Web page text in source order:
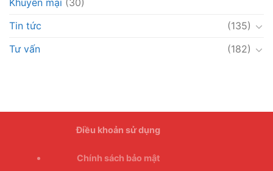
Khuyến mại (30)
Tin tức
(135)
Tư vấn
(182)
Điều khoản sử dụng
Chính sách bảo mật